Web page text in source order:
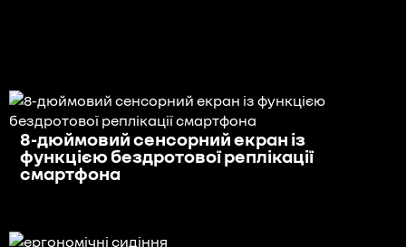
8-дюймовий сенсорний екран із
функцією бездротової реплікації
смартфона